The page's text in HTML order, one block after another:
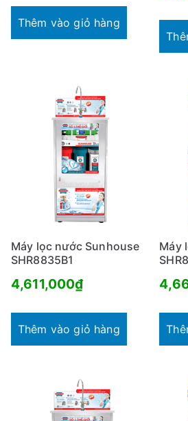
Thêm vào giỏ hàng
Máy lọc nước Sunhouse
SHR8835B1
4,611,000₫
Thêm vào giỏ hàng
Máy